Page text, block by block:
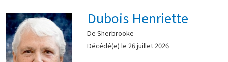
Dubois Henriette
De Sherbrooke
Décédé(e) le 26 juillet 2026